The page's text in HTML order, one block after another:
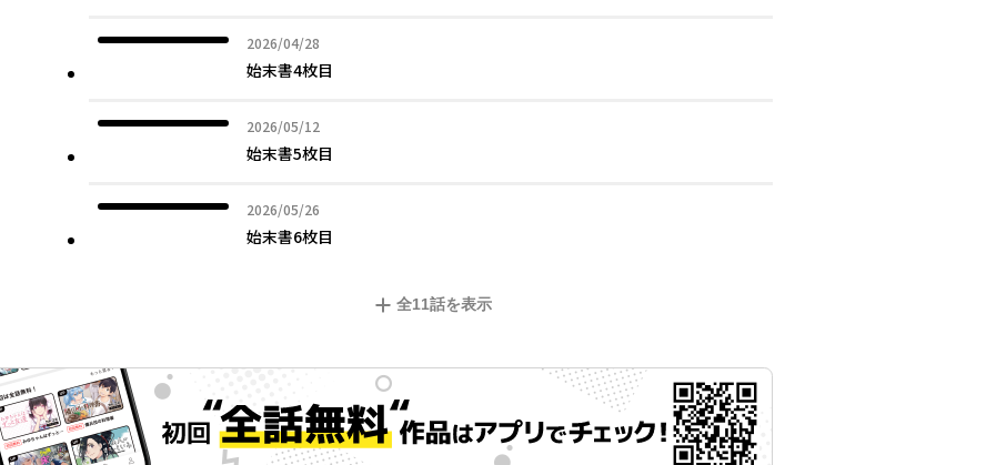
2026/04/28
2026年04月28日
始末書4枚目
2026/05/12
2026年05月12日
始末書5枚目
2026/05/26
2026年05月26日
始末書6枚目
全11話を表示